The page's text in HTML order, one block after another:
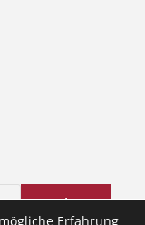
Suchen
Erfahrung